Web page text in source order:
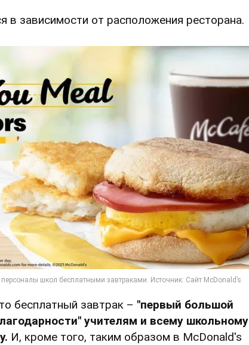
в зависимости от расположения ресторана.
бесплатный завтрак – "первый большой
учителям и всему школьному
И, кроме того, таким образом в McDonald's